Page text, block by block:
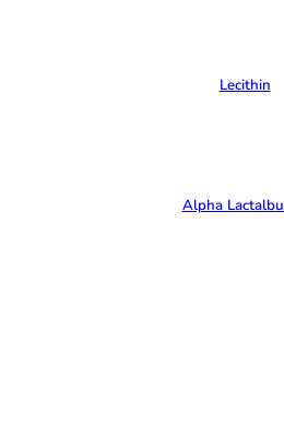
Lecithin
Alpha